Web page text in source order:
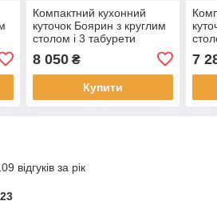
Компактний кухонний
куточок Боярин з круглим
столом і 3 табурети
Екошкіра Бордо
8 050₴
Купити
7
відгуків за рік